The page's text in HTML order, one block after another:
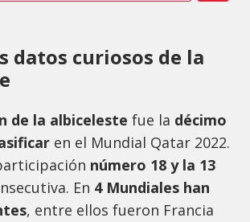
datos curiosos de la
de la albiceleste fue la décimo
en el Mundial Qatar 2022.
número 18 y la 13
En 4 Mundiales han
, entre ellos fueron Francia